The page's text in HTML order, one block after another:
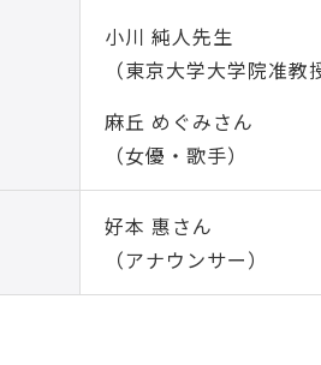
小川 純人先生
（東京大学大学院准教
麻丘 めぐみさん
（女優・歌手）
好本 惠さん
（アナウンサー）